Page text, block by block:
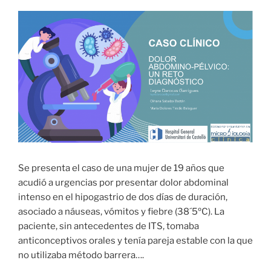
Se presenta el caso de una mujer de 19 años que
acudió a urgencias por presentar dolor abdominal
intenso en el hipogastrio de dos días de duración,
asociado a náuseas, vómitos y fiebre (38´5ºC). La
paciente, sin antecedentes de ITS, tomaba
anticonceptivos orales y tenía pareja estable con la que
no utilizaba método barrera….